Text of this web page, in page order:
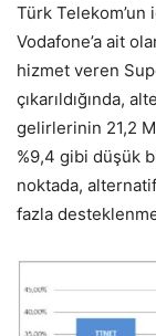
Türk
Vodafone’a ait
hizmet veren
çıkarıldığında,
gelirlerinin 21,2
%9,4 gibi düşük
noktada,
fazla